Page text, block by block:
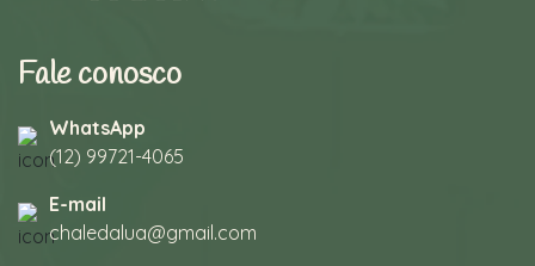
Fale conosco
WhatsApp
(12) 99721-4065
E-mail
chaledalua@gmail.com